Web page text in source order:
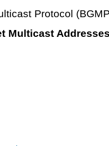
Protocol
Multicast